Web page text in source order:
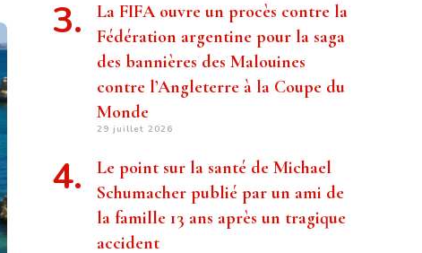
La FIFA ouvre un procès contre la
Fédération argentine pour la saga
des bannières des Malouines
contre l’Angleterre à la Coupe du
Monde
29 juillet 2026
Le point sur la santé de Michael
Schumacher publié par un ami de
la famille 13 ans après un tragique
accident